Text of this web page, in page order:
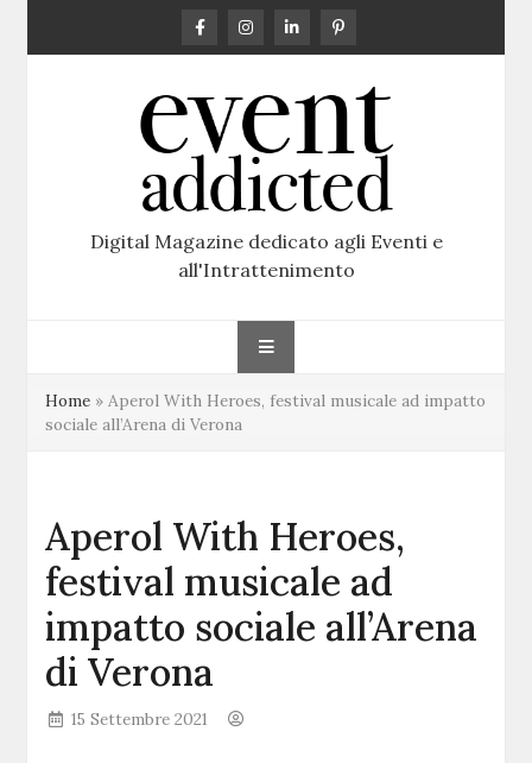
Digital Magazine dedicato agli Eventi e
all'Intrattenimento
Home »Aperol With Heroes, festival musicale ad impatto
sociale all’Arena di Verona
Aperol With Heroes,
festival musicale ad
impatto sociale all’Arena
di Verona
15 Settembre 2021